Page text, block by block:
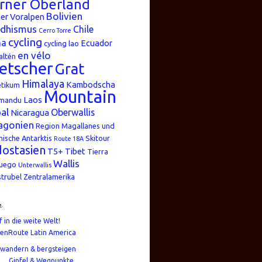
Oberland
Voralpen Bolivien
Cerro Torre Chile
cycling cycling lao Ecuador
en vélo
Grat
Himalaya Kambodscha
Laos Mountain
Nicaragua Oberwallis
Region Magallanes und
Antarktis Route 18A Skitour
T5+ Tibet Tierra
Unterwallis Wallis
Zentralamerika
in die weite Welt!
enRoute Latin America
wandern & bergsteigen
Gipfel & Wegpunkte